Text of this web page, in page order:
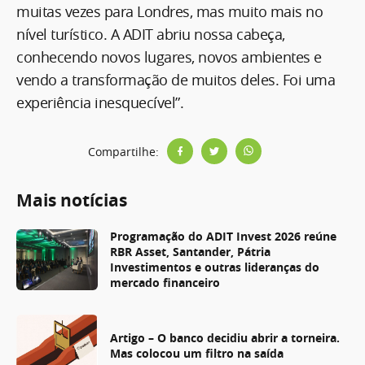
muitas vezes para Londres, mas muito mais no
nível turístico. A ADIT abriu nossa cabeça,
conhecendo novos lugares, novos ambientes e
vendo a transformação de muitos deles. Foi uma
experiência inesquecível”.
Compartilhe:
Mais notícias
Programação do ADIT Invest 2026 reúne
RBR Asset, Santander, Pátria
Investimentos e outras lideranças do
mercado financeiro
Artigo – O banco decidiu abrir a torneira.
Mas colocou um filtro na saída